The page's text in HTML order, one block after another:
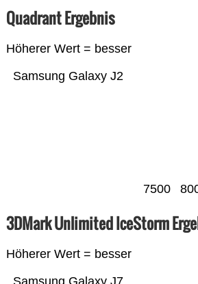
Quadrant Ergebnis
Höherer Wert = besser
Samsung Galaxy J2
7500
3DMark Unlimited IceStorm
Höherer Wert = besser